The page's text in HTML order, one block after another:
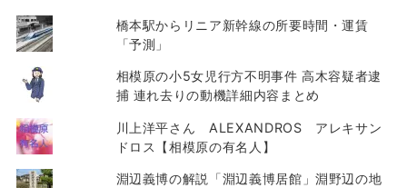
橋本駅からリニア新幹線の所要時間・運賃
「予測」
相模原の小5女児行方不明事件 高木容疑者逮
捕 連れ去りの動機詳細内容まとめ
川上洋平さん ALEXANDROS アレキサン
ドロス【相模原の有名人】
淵辺義博の解説「淵辺義博居館」淵野辺の地